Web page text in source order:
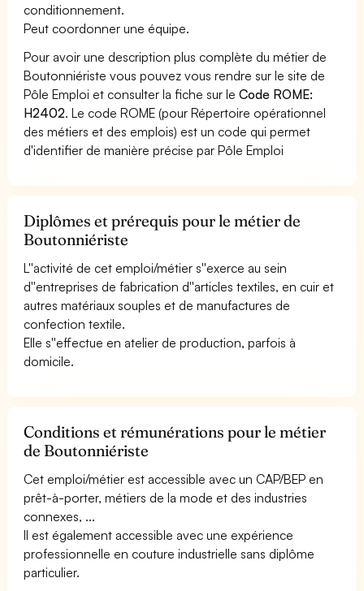
conditionnement.
Peut coordonner une équipe.
Pour avoir une description plus complète du métier de
Boutonniériste vous pouvez vous rendre sur le site de
Pôle Emploi et consulter la fiche sur leCode ROME:
H2402. Le code ROME (pour Répertoire opérationnel
des métiers et des emplois) est un code qui permet
d'identifier de manière précise par Pôle Emploi
Diplômes et prérequis pour le métier de
Boutonniériste
L''activité de cet emploi/métier s''exerce au sein
d''entreprises de fabrication d''articles textiles, en cuir et
autres matériaux souples et de manufactures de
confection textile.
Elle s''effectue en atelier de production, parfois à
domicile.
Conditions et rémunérations pour le métier
de Boutonniériste
Cet emploi/métier est accessible avec un CAP/BEP en
prêt-à-porter, métiers de la mode et des industries
connexes, ...
Il est également accessible avec une expérience
professionnelle en couture industrielle sans diplôme
particulier.